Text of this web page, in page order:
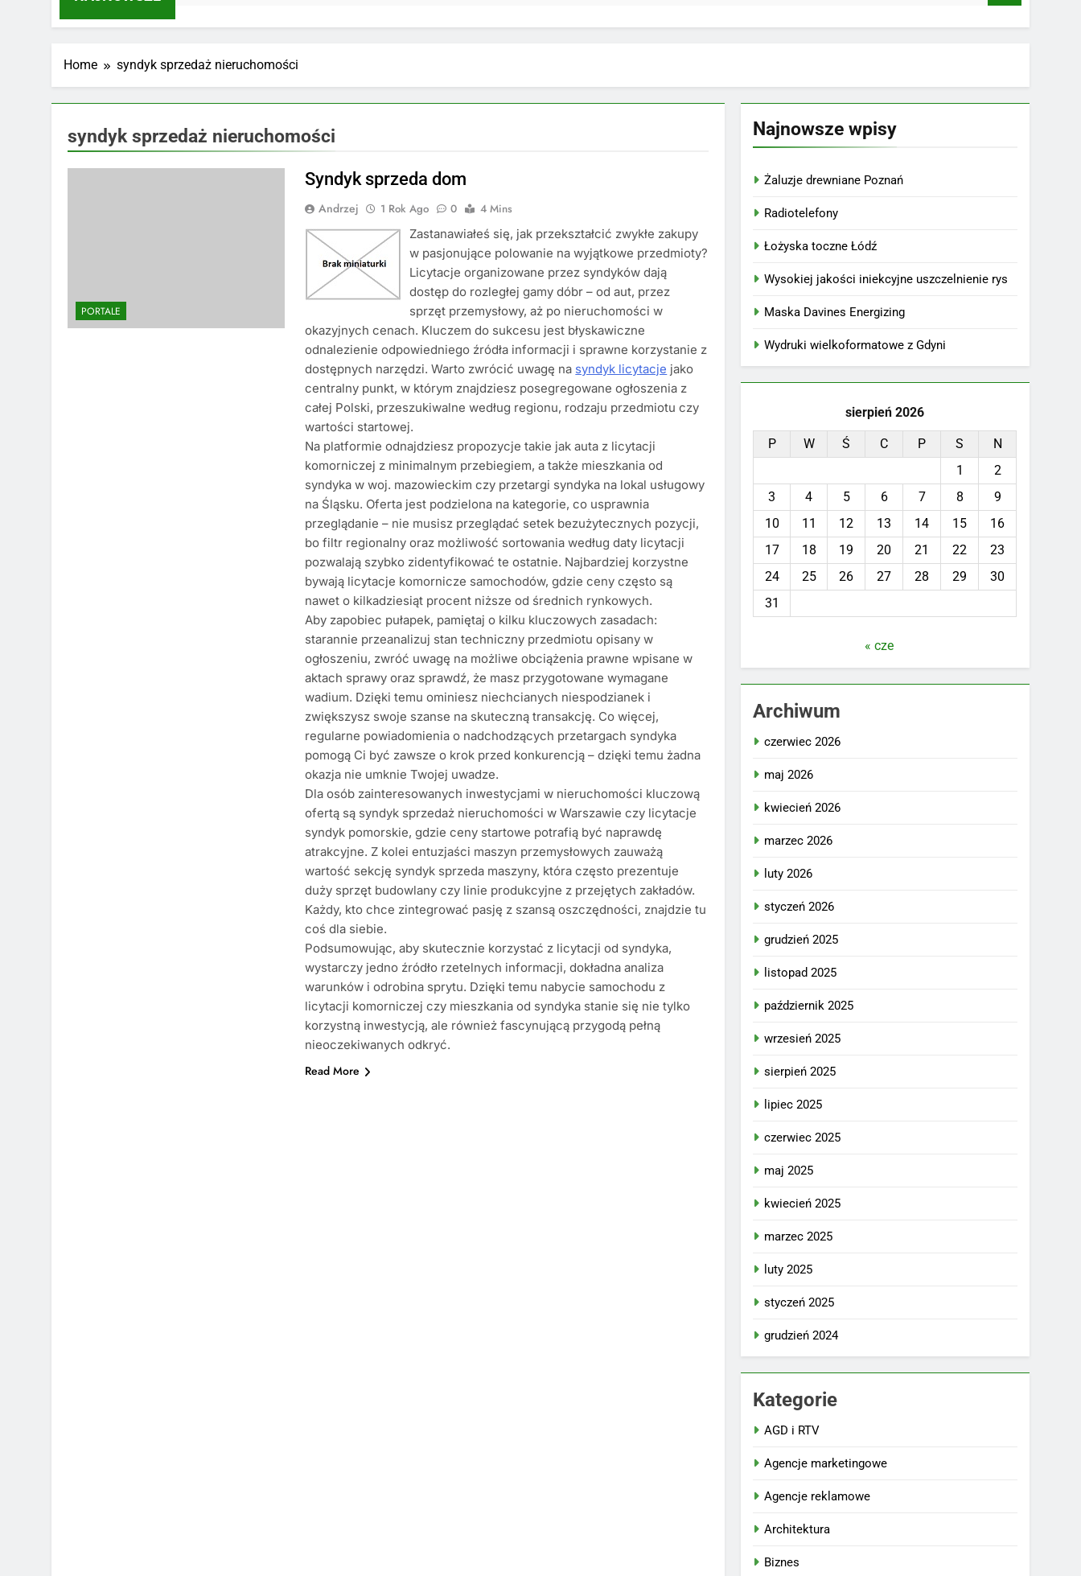
Home syndyk sprzedaż nieruchomości
syndyk sprzedaż nieruchomości
PORTALE
Syndyk sprzeda dom
Andrzej 1 Rok Ago 0
4 Mins
Zastanawiałeś się, jak przekształcić zwykłe zakupy
w pasjonujące polowanie na wyjątkowe przedmioty?
Licytacje organizowane przez syndyków dają
dostęp do rozległej gamy dóbr – od aut, przez
sprzęt przemysłowy, aż po nieruchomości w
okazyjnych cenach. Kluczem do sukcesu jest błyskawiczne
odnalezienie odpowiedniego źródła informacji i sprawne korzystanie z
dostępnych narzędzi. Warto zwrócić uwagę na syndyk licytacje jako
centralny punkt, w którym znajdziesz posegregowane ogłoszenia z
całej Polski, przeszukiwalne według regionu, rodzaju przedmiotu czy
wartości startowej.
Na platformie odnajdziesz propozycje takie jak auta z licytacji
komorniczej z minimalnym przebiegiem, a także mieszkania od
syndyka w woj. mazowieckim czy przetargi syndyka na lokal usługowy
na Śląsku. Oferta jest podzielona na kategorie, co usprawnia
przeglądanie – nie musisz przeglądać setek bezużytecznych pozycji,
bo filtr regionalny oraz możliwość sortowania według daty licytacji
pozwalają szybko zidentyfikować te ostatnie. Najbardziej korzystne
bywają licytacje komornicze samochodów, gdzie ceny często są
nawet o kilkadziesiąt procent niższe od średnich rynkowych.
Aby zapobiec pułapek, pamiętaj o kilku kluczowych zasadach:
starannie przeanalizuj stan techniczny przedmiotu opisany w
ogłoszeniu, zwróć uwagę na możliwe obciążenia prawne wpisane w
aktach sprawy oraz sprawdź, że masz przygotowane wymagane
wadium. Dzięki temu ominiesz niechcianych niespodzianek i
zwiększysz swoje szanse na skuteczną transakcję. Co więcej,
regularne powiadomienia o nadchodzących przetargach syndyka
pomogą Ci być zawsze o krok przed konkurencją – dzięki temu żadna
okazja nie umknie Twojej uwadze.
Dla osób zainteresowanych inwestycjami w nieruchomości kluczową
ofertą są syndyk sprzedaż nieruchomości w Warszawie czy licytacje
syndyk pomorskie, gdzie ceny startowe potrafią być naprawdę
atrakcyjne. Z kolei entuzjaści maszyn przemysłowych zauważą
wartość sekcję syndyk sprzeda maszyny, która często prezentuje
duży sprzęt budowlany czy linie produkcyjne z przejętych zakładów.
Każdy, kto chce zintegrować pasję z szansą oszczędności, znajdzie tu
coś dla siebie.
Podsumowując, aby skutecznie korzystać z licytacji od syndyka,
wystarczy jedno źródło rzetelnych informacji, dokładna analiza
warunków i odrobina sprytu. Dzięki temu nabycie samochodu z
licytacji komorniczej czy mieszkania od syndyka stanie się nie tylko
korzystną inwestycją, ale również fascynującą przygodą pełną
nieoczekiwanych odkryć.
Read More
Najnowsze wpisy
Żaluzje drewniane Poznań
Radiotelefony
Łożyska toczne Łódź
Wysokiej jakości iniekcyjne uszczelnienie rys
Maska Davines Energizing
Wydruki wielkoformatowe z Gdyni
sierpień 2026
P W Ś C P S
N
1
2
3
4 5 6 7 8
9
10
11 12 13 14 15
16
17
18 19 20 21 22
23
24
25 26 27 28 29
30
31
« cze
Archiwum
czerwiec 2026
maj 2026
kwiecień 2026
marzec 2026
luty 2026
styczeń 2026
grudzień 2025
listopad 2025
październik 2025
wrzesień 2025
sierpień 2025
lipiec 2025
czerwiec 2025
maj 2025
kwiecień 2025
marzec 2025
luty 2025
styczeń 2025
grudzień 2024
Kategorie
AGD i RTV
Agencje marketingowe
Agencje reklamowe
Architektura
Biznes